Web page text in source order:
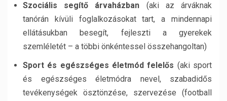
Szociális segítő árvaházban (aki az árváknak
tanórán kívüli foglalkozásokat tart, a mindennapi
ellátásukban besegít, fejleszti a gyerekek
szemléletét – a többi önkéntessel összehangoltan)
Sport és egészséges életmód felelős (aki sport
és egészséges életmódra nevel, szabadidős
tevékenységek ösztönzése, szervezése (football